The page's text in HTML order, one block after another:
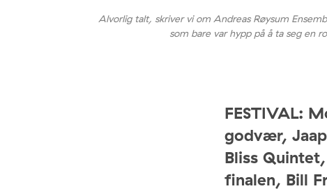
Alvorlig talt, skriver vi om Andreas Røysum
som bare var hypp på å ta seg en
FESTIVAL:
godvær,
Bliss
finalen, Bill